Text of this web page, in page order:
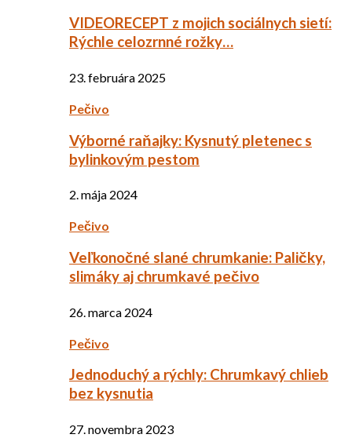
VIDEORECEPT z mojich sociálnych sietí:
Rýchle celozrnné rožky…
23. februára 2025
Pečivo
Výborné raňajky: Kysnutý pletenec s
bylinkovým pestom
2. mája 2024
Pečivo
Veľkonočné slané chrumkanie: Paličky,
slimáky aj chrumkavé pečivo
26. marca 2024
Pečivo
Jednoduchý a rýchly: Chrumkavý chlieb
bez kysnutia
27. novembra 2023